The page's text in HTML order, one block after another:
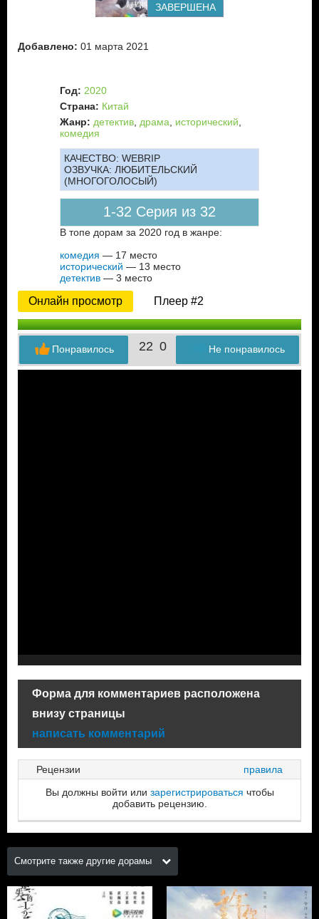
ЗАВЕРШЕНА
Добавлено: 01 марта 2021
Год: 2020
Страна: Китай
Жанр: детектив драма исторический
комедия
КАЧЕСТВО: WEBRIP
ОЗВУЧКА: ЛЮБИТЕЛЬСКИЙ
(МНОГОГОЛОСЫЙ)
1-32 Серия из 32
В топе дорам за 2020 год в жанре:
комедия — 17 место
исторический — 13 место
детектив — 3 место
Онлайн просмотр Плеер #2
22 0 Не понравилось
Понравилось
Форма для комментариев расположена
внизу страницы
написать комментарий
Рецензии
правила
Вы должны войти или зарегистрироваться чтобы
добавить рецензию.
Смотрите также другие дорамы